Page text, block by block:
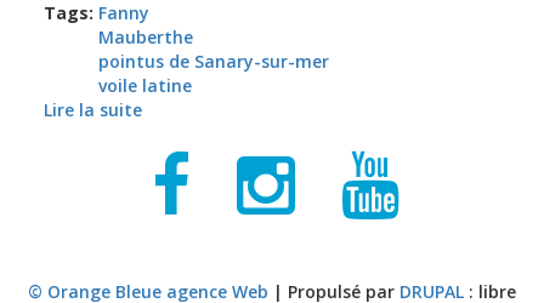
Tags: Fanny
Mauberthe
pointus de Sanary-sur-mer
voile latine
Lire la suitede Le pointu Toulonnais
© Orange Bleue agence Web | Propulsé par DRUPAL : libre